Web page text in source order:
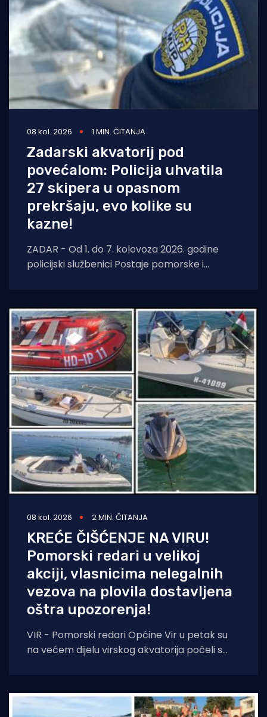
08 kol. 2026 1 MIN. ČITANJA
Zadarski akvatorij pod
povećalom: Policija uhvatila
27 skipera u opasnom
prekršaju, evo kolike su
kazne!
ZADAR - Od 1. do 7. kolovoza 2026. godine
policijski službenici Postaje pomorske i
08 kol. 2026 2 MIN. ČITANJA
KREĆE ČIŠĆENJE NA VIRU!
Pomorski redari u velikoj
akciji, vlasnicima nelegalnih
vezova na plovila dostavljena
oštra upozorenja!
VIR - Pomorski redari Općine Vir u petak su
na većem dijelu virskog akvatorija počeli s